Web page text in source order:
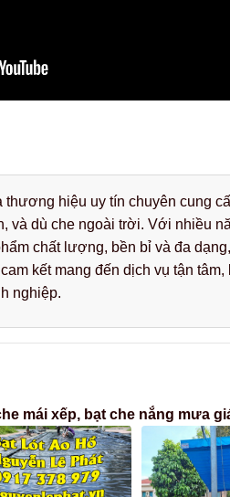
thương hiệu uy tín chuyên cung
và dù che ngoài trời. Với nhiều
chất lượng, bền bỉ và đa
kết mang đến dịch vụ tận
nghiệp.
mái xếp, bạt che nắng mưa